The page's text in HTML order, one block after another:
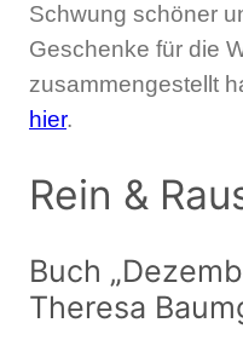
Schwung schöner
Geschenke für die
zusammengestellt
hier.
Rein &
Buch
Theresa